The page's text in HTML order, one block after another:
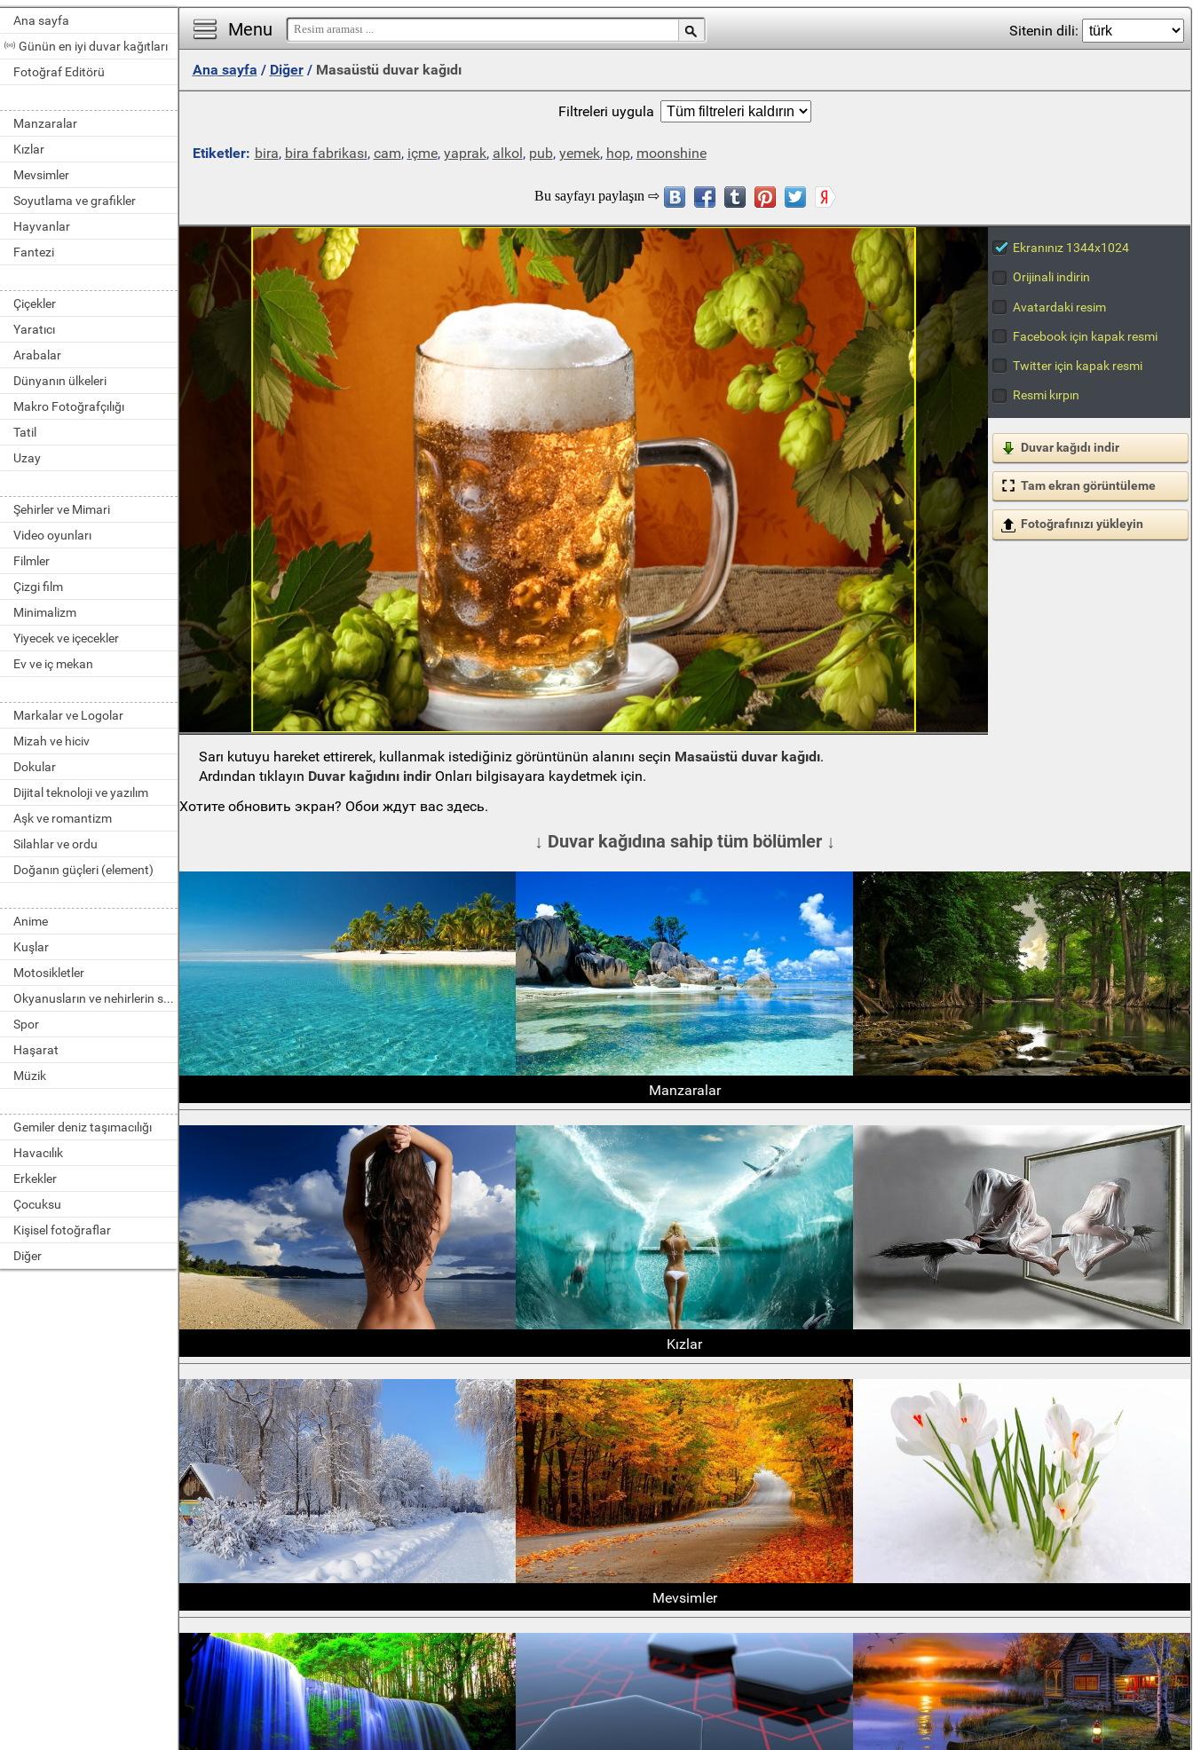
Ana sayfa
Günün en iyi duvar kağıtları
Fotoğraf Editörü
Manzaralar
Kızlar
Mevsimler
Soyutlama ve grafikler
Hayvanlar
Fantezi
Çiçekler
Yaratıcı
Arabalar
Dünyanın ülkeleri
Makro Fotoğrafçılığı
Tatil
Uzay
Şehirler ve Mimari
Video oyunları
Filmler
Çizgi film
Minimalizm
Yiyecek ve içecekler
Ev ve iç mekan
Markalar ve Logolar
Mizah ve hiciv
Dokular
Dijital teknoloji ve yazılım
Aşk ve romantizm
Silahlar ve ordu
Doğanın güçleri (element)
Anime
Kuşlar
Motosikletler
Okyanusların ve nehirlerin sakinleri
Spor
Haşarat
Müzik
Gemiler deniz taşımacılığı
Havacılık
Erkekler
Çocuksu
Kişisel fotoğraflar
Diğer
Menu Sitenin dili:
Ana sayfa / Diğer/ Masaüstü duvar kağıdı
Filtreleri uygula
Etiketler: bira, bira fabrikası, cam, içme, yaprak, alkol, pub, yemek, hop, moonshine
Ekranınız 1344x1024
Orijinali indirin
Avatardaki resim
Facebook için kapak resmi
Twitter için kapak resmi
Resmi kırpın
Duvar kağıdı indir
Tam ekran görüntüleme
Fotoğrafınızı yükleyin
Sarı kutuyu hareket ettirerek, kullanmak istediğiniz görüntünün alanını seçin Masaüstü duvar kağıdı.
Ardından tıklayın Duvar kağıdını indir Onları bilgisayara kaydetmek için.
Хотите обновить экран? Обои ждут вас здесь.
↓ Duvar kağıdına sahip tüm bölümler ↓
Manzaralar
Kızlar
Mevsimler